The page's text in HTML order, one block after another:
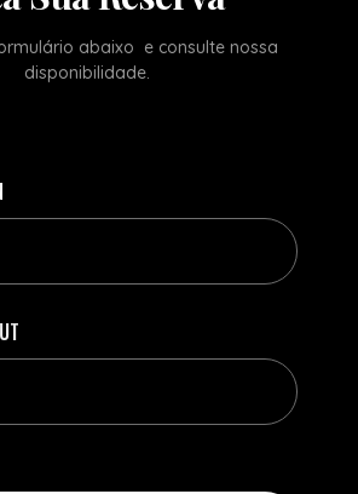
abaixo e consulte nossa
disponibilidade.